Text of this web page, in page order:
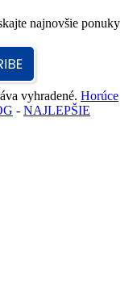
najnovšie ponuky
vyhradené. Horúce
- NAJLEPŠIE